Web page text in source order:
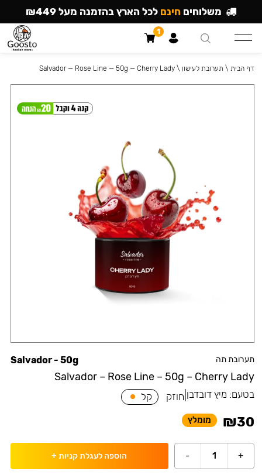
תערובת תה
Salvador – Rose Line – 50g – Cherry Lady
Salvador - 50g
בטעם: מיץ דובדבן חוזק קל
₪30 מומלץ
+
1
- הוספה לעגלת קניות +
דף הבית \ תערובת לעישון \
Salvador — Rose Line — 50g — Cherry Lady
משלוחים חינם לכל הארץ בהזמנה מעל ₪449
1